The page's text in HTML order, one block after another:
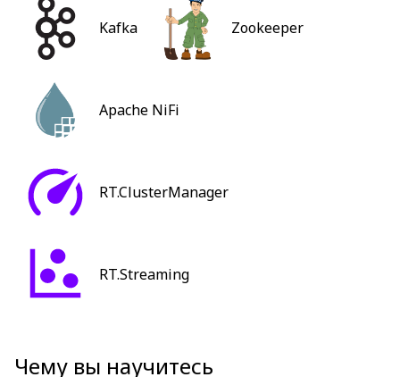
Kafka Zookeeper
Apache NiFi
RT.ClusterManager
RT.Streaming
Чему вы научитесь